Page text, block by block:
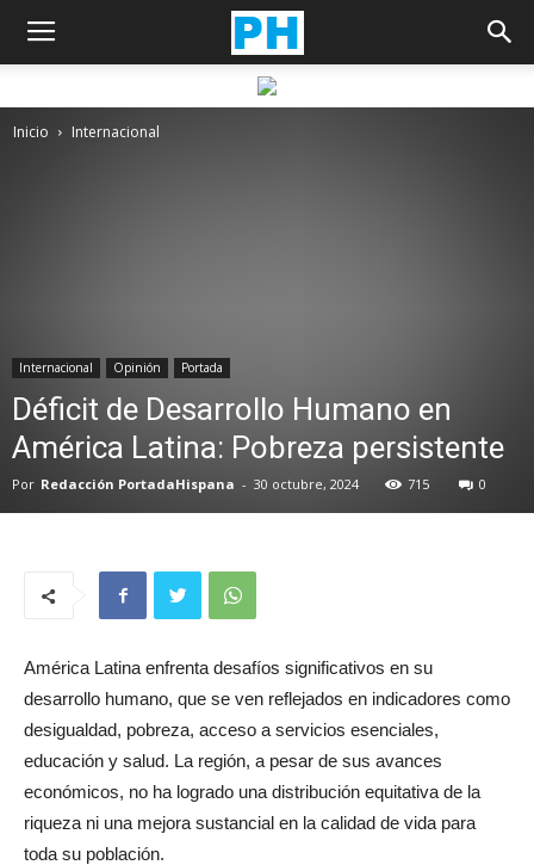
Inicio Internacional
Internacional Opinión Portada
Déficit de Desarrollo Humano en
América Latina: Pobreza persistente
Por Redacción PortadaHispana - 30 octubre, 2024 715 0
América Latina enfrenta desafíos significativos en su
desarrollo humano, que se ven reflejados en indicadores como
desigualdad, pobreza, acceso a servicios esenciales,
educación y salud. La región, a pesar de sus avances
económicos, no ha logrado una distribución equitativa de la
riqueza ni una mejora sustancial en la calidad de vida para
toda su población.